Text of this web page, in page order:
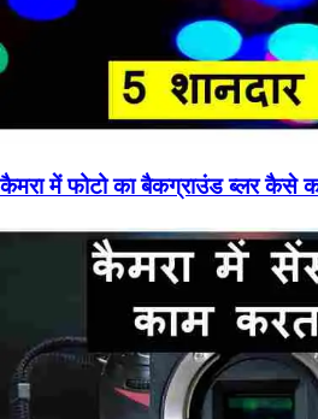
कैमरा में फोटो का बैकग्राउंड ब्लर कैसे